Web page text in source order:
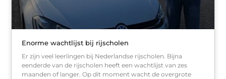
Enorme wachtlijst bij rijscholen
Er zijn veel leerlingen bij Nederlandse rijscholen. Bijna
eenderde van de rijscholen heeft een wachtlijst van zes
maanden of langer. Op dit moment wacht de overgrote